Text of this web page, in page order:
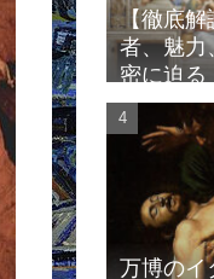
【徹底解
者、魅力
密に迫る
万博のイ